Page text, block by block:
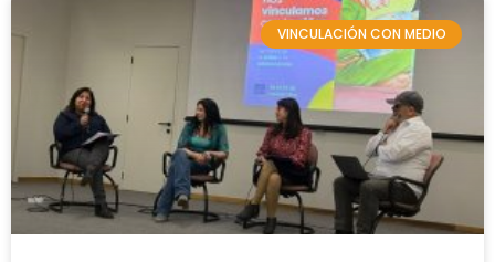
VINCULACIÓN CON MEDIO